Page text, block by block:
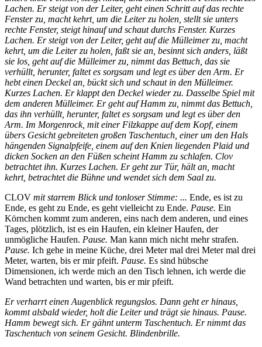
Lachen. Er steigt von der Leiter, geht einen Schritt auf das rechte
Fenster zu, macht kehrt, um die Leiter zu holen, stellt sie unters
rechte Fenster, steigt hinauf und schaut durchs Fenster. Kurzes
Lachen. Er steigt von der Leiter, geht auf die Mülleimer zu, macht
kehrt, um die Leiter zu holen, faßt sie an, besinnt sich anders, läßt
sie los, geht auf die Mülleimer zu, nimmt das Bettuch, das sie
verhüllt, herunter, faltet es sorgsam und legt es über den Arm. Er
hebt einen Deckel an, bückt sich und schaut in den Mülleimer.
Kurzes Lachen. Er klappt den Deckel wieder zu. Dasselbe Spiel mit
dem anderen Mülleimer. Er geht auf Hamm zu, nimmt das Bettuch,
das ihn verhüllt, herunter, faltet es sorgsam und legt es über den
Arm. Im Morgenrock, mit einer Filzkappe auf dem Kopf, einem
übers Gesicht gebreiteten großen Taschentuch, einer um den Hals
hängenden Signalpfeife, einem auf den Knien liegenden Plaid und
dicken Socken an den Füßen scheint Hamm zu schlafen. Clov
betrachtet ihn. Kurzes Lachen. Er geht zur Tür, hält an, macht
kehrt, betrachtet die Bühne und wendet sich dem Saal zu.
CLOV mit starrem Blick und tonloser Stimme: ... Ende, es ist zu
Ende, es geht zu Ende, es geht vielleicht zu Ende. Pause. Ein
Körnchen kommt zum anderen, eins nach dem anderen, und eines
Tages, plötzlich, ist es ein Haufen, ein kleiner Haufen, der
unmögliche Haufen. Pause. Man kann mich nicht mehr strafen.
Pause. Ich gehe in meine Küche, drei Meter mal drei Meter mal drei
Meter, warten, bis er mir pfeift. Pause. Es sind hübsche
Dimensionen, ich werde mich an den Tisch lehnen, ich werde die
Wand betrachten und warten, bis er mir pfeift.
Er verharrt einen Augenblick regungslos. Dann geht er hinaus,
kommt alsbald wieder, holt die Leiter und trägt sie hinaus. Pause.
Hamm bewegt sich. Er gähnt unterm Taschentuch. Er nimmt das
Taschentuch von seinem Gesicht. Blindenbrille.